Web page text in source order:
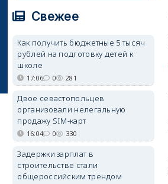
Свежее
Как получить бюджетные 5 тысяч
рублей на подготовку детей к
школе
17:06 0 281
Двое севастопольцев
организовали нелегальную
продажу SIM-карт
16:04 0 330
Задержки зарплат в
строительстве стали
общероссийским трендом